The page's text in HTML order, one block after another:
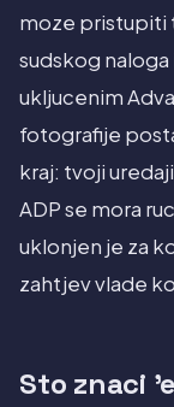
moze pristupiti
sudskog naloga
ukljucenim
fotografije
kraj: tvoji
ADP se mora
uklonjen je za
zahtjev vlade
Sto znaci